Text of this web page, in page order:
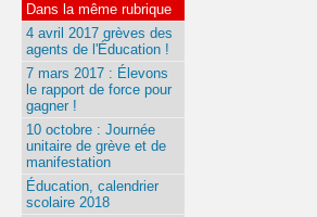
Dans la même rubrique
4 avril 2017 grèves des
agents de l'Éducation !
7 mars 2017 : Élevons
le rapport de force pour
gagner !
10 octobre : Journée
unitaire de grève et de
manifestation
Éducation, calendrier
scolaire 2018